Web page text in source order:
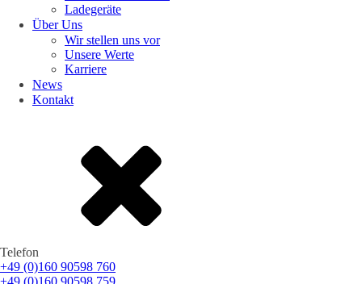
Ladegeräte
Über Uns
Wir stellen uns vor
Unsere Werte
Karriere
News
Kontakt
Telefon
+49 (0)160 90598 760
+49 (0)160 90598 759